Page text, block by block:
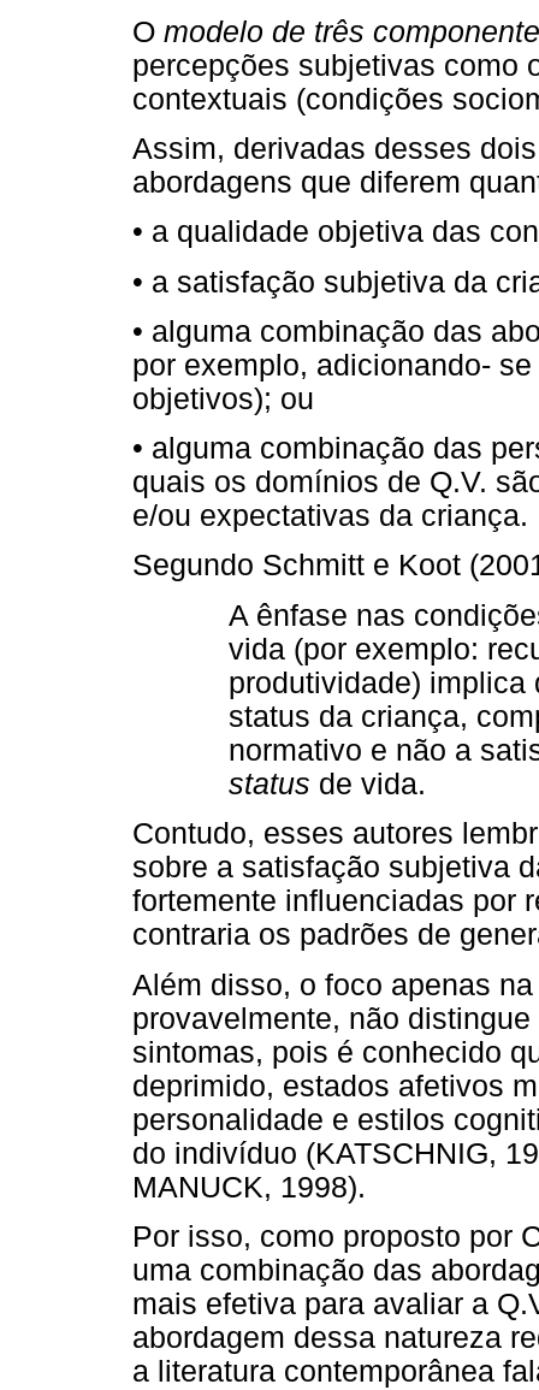
O modelo de três
percepções subjetivas como
contextuais (condições
Assim, derivadas desses
abordagens que diferem
• a qualidade objetiva das
• a satisfação subjetiva da
• alguma combinação das
por exemplo, adicionando-
objetivos); ou
• alguma combinação das
quais os domínios de Q.V.
e/ou expectativas da criança.
Segundo Schmitt e Koot
A ênfase nas
vida (por exemplo:
produtividade) implica
status da criança,
normativo e não a
status de vida.
Contudo, esses autores
sobre a satisfação subjetiva
fortemente influenciadas por
contraria os padrões de
Além disso, o foco apenas
provavelmente, não
sintomas, pois é conhecido
deprimido, estados afetivos
personalidade e estilos
do indivíduo (KATSCHNIG,
MANUCK, 1998).
Por isso, como proposto por
uma combinação das
mais efetiva para avaliar a
abordagem dessa natureza
a literatura contemporânea